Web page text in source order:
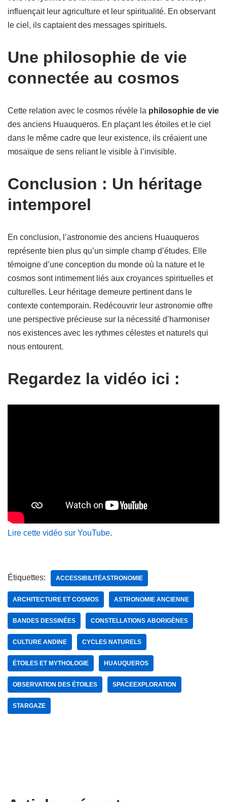
influençait leur agriculture et leur spiritualité. En observant
le ciel, ils captaient des messages spirituels.
Une philosophie de vie
connectée au cosmos
Cette relation avec le cosmos révèle la philosophie de vie
des anciens Huauqueros. En plaçant les étoiles et le ciel
dans le même cadre que leur existence, ils créaient une
mosaïque de sens reliant le visible à l’invisible.
Conclusion : Un héritage
intemporel
En conclusion, l’astronomie des anciens Huauqueros
représente bien plus qu’un simple champ d’études. Elle
témoigne d’une conception du monde où la nature et le
cosmos sont intimement liés aux croyances spirituelles et
culturelles. Leur héritage demeure pertinent dans le
contexte contemporain. Redécouvrir leur astronomie offre
une perspective précieuse sur la nécessité d’harmoniser
nos existences avec les rythmes célestes et naturels qui
nous entourent.
Regardez la vidéo ici :
Lire cette vidéo sur YouTube.
Étiquettes: ACCESSIBILITÉASTRONOMIE
ARCHITECTURE ET COSMOS ASTRONOMIE ANCIENNE
BANDES DESSINÉES CONSTELLATIONS ABORIGÈNES
CULTURE ANDINE CYCLES NATURELS
ÉTOILES ET MYTHOLOGIE HUAUQUEROS
OBSERVATION DES ÉTOILES SPACEEXPLORATION
STARGAZE